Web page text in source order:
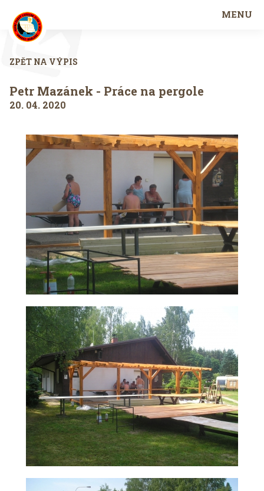
MENU
ZPĚT NA VÝPIS
Petr Mazánek - Práce na pergole
20. 04. 2020